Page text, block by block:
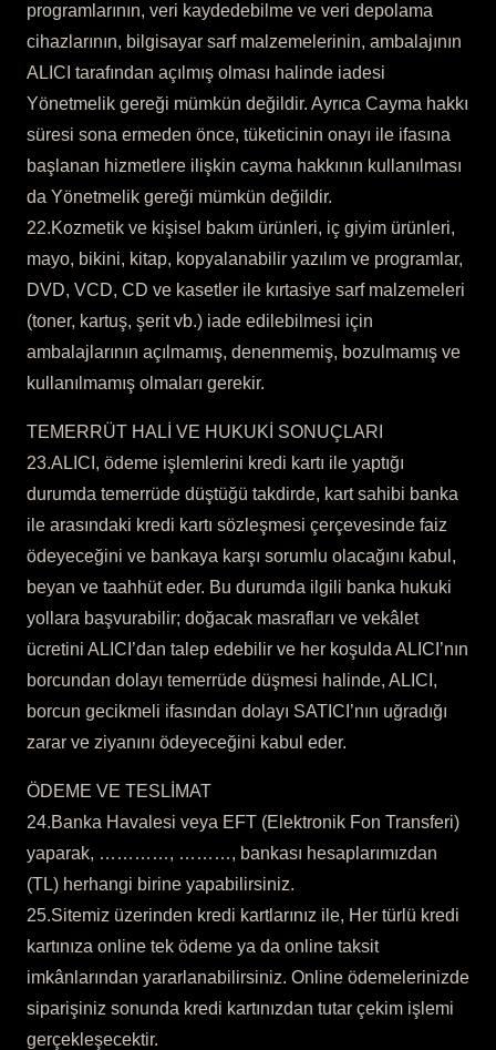
programlarının, veri kaydedebilme ve veri depolama
cihazlarının, bilgisayar sarf malzemelerinin, ambalajının
ALICI tarafından açılmış olması halinde iadesi
Yönetmelik gereği mümkün değildir. Ayrıca Cayma hakkı
süresi sona ermeden önce, tüketicinin onayı ile ifasına
başlanan hizmetlere ilişkin cayma hakkının kullanılması
da Yönetmelik gereği mümkün değildir.
22.Kozmetik ve kişisel bakım ürünleri, iç giyim ürünleri,
mayo, bikini, kitap, kopyalanabilir yazılım ve programlar,
DVD, VCD, CD ve kasetler ile kırtasiye sarf malzemeleri
(toner, kartuş, şerit vb.) iade edilebilmesi için
ambalajlarının açılmamış, denenmemiş, bozulmamış ve
kullanılmamış olmaları gerekir.
TEMERRÜT HALİ VE HUKUKİ SONUÇLARI
23.ALICI, ödeme işlemlerini kredi kartı ile yaptığı
durumda temerrüde düştüğü takdirde, kart sahibi banka
ile arasındaki kredi kartı sözleşmesi çerçevesinde faiz
ödeyeceğini ve bankaya karşı sorumlu olacağını kabul,
beyan ve taahhüt eder. Bu durumda ilgili banka hukuki
yollara başvurabilir; doğacak masrafları ve vekâlet
ücretini ALICI’dan talep edebilir ve her koşulda ALICI’nın
borcundan dolayı temerrüde düşmesi halinde, ALICI,
borcun gecikmeli ifasından dolayı SATICI’nın uğradığı
zarar ve ziyanını ödeyeceğini kabul eder.
ÖDEME VE TESLİMAT
24.Banka Havalesi veya EFT (Elektronik Fon Transferi)
yaparak, …………, ………, bankası hesaplarımızdan
(TL) herhangi birine yapabilirsiniz.
25.Sitemiz üzerinden kredi kartlarınız ile, Her türlü kredi
kartınıza online tek ödeme ya da online taksit
imkânlarından yararlanabilirsiniz. Online ödemelerinizde
siparişiniz sonunda kredi kartınızdan tutar çekim işlemi
gerçekleşecektir.